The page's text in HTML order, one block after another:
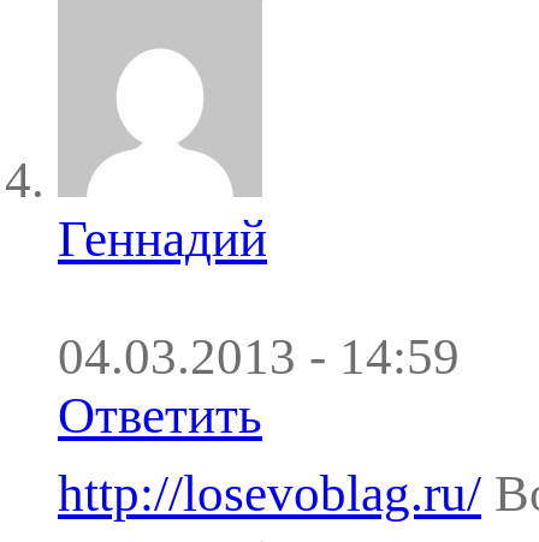
Геннадий
04.03.2013 - 14:59
Ответить
http://losevoblag.ru/